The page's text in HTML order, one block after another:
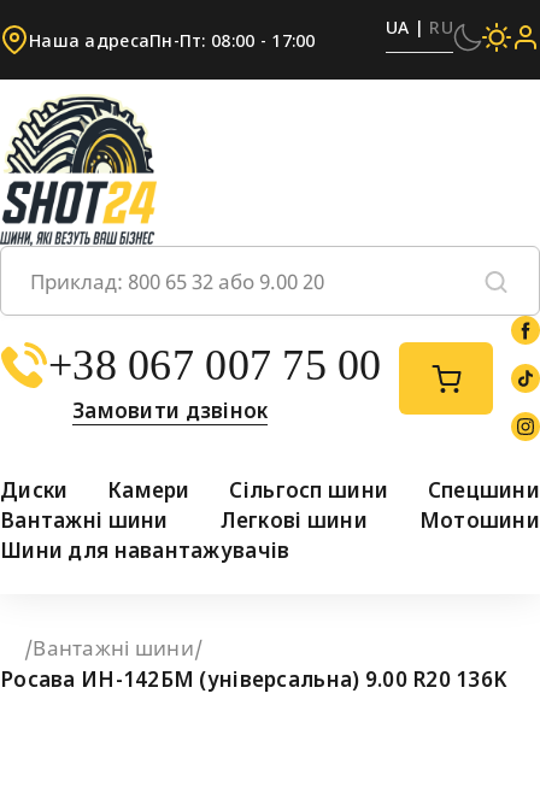
Наша адресаПн-Пт: 08:00 - 17:00
UA | RU
+38 067 007 75 00
Замовити дзвінок
Диски Камери Сільгосп шини
Спецшини
Вантажні шини
Легкові шини
Мотошини
Шини для навантажувачів
/Вантажні шини/
Росава ИН-142БМ (універсальна) 9.00 R20 136K